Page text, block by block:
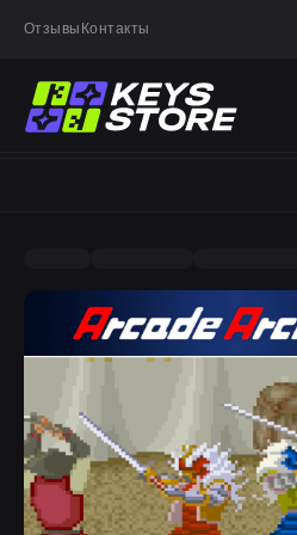
Отзывы Контакты